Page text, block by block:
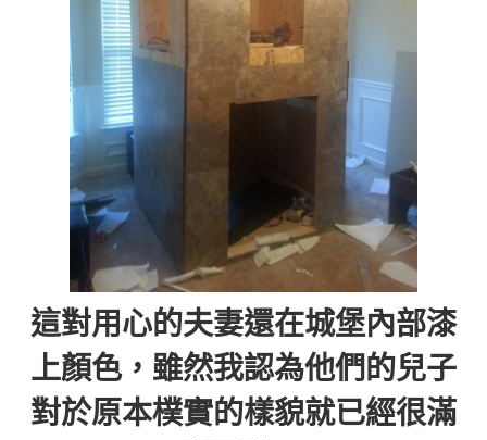
這對用心的夫妻還在城堡內部漆
上顏色，雖然我認為他們的兒子
對於原本樸實的樣貌就已經很滿